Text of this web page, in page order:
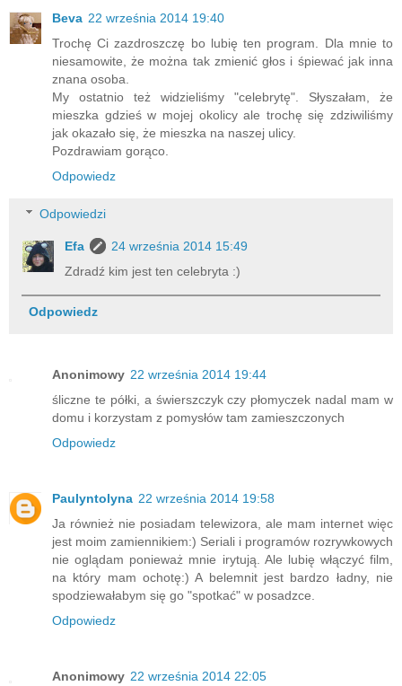
Beva 22 września 2014 19:40
Trochę Ci zazdroszczę bo lubię ten program. Dla mnie to
niesamowite, że można tak zmienić głos i śpiewać jak inna
znana osoba.
My ostatnio też widzieliśmy "celebrytę". Słyszałam, że
mieszka gdzieś w mojej okolicy ale trochę się zdziwiliśmy
jak okazało się, że mieszka na naszej ulicy.
Pozdrawiam gorąco.
Odpowiedz
Odpowiedzi
Efa
24 września 2014 15:49
Zdradź kim jest ten celebryta :)
Odpowiedz
Anonimowy 22 września 2014 19:44
śliczne te półki, a świerszczyk czy płomyczek nadal mam w
domu i korzystam z pomysłów tam zamieszczonych
Odpowiedz
Paulyntolyna 22 września 2014 19:58
Ja również nie posiadam telewizora, ale mam internet więc
jest moim zamiennikiem:) Seriali i programów rozrywkowych
nie oglądam ponieważ mnie irytują. Ale lubię włączyć film,
na który mam ochotę:) A belemnit jest bardzo ładny, nie
spodziewałabym się go "spotkać" w posadzce.
Odpowiedz
Anonimowy 22 września 2014 22:05